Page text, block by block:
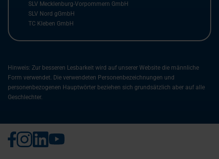
SLV Mecklenburg-Vorpommern GmbH
SLV Nord gGmbH
TC Kleben GmbH
Hinweis: Zur besseren Lesbarkeit wird auf unserer Website die männliche
Form verwendet. Die verwendeten Personenbezeichnungen und
personenbezogenen Hauptwörter beziehen sich grundsätzlich aber auf alle
Geschlechter.